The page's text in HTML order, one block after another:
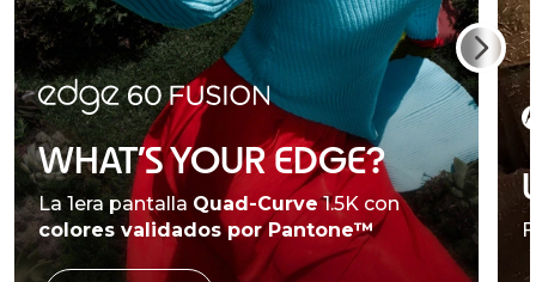
WHAT’S YOUR EDGE?
La 1era pantalla Quad-Curve1.5K con
colores validados por Pantone™